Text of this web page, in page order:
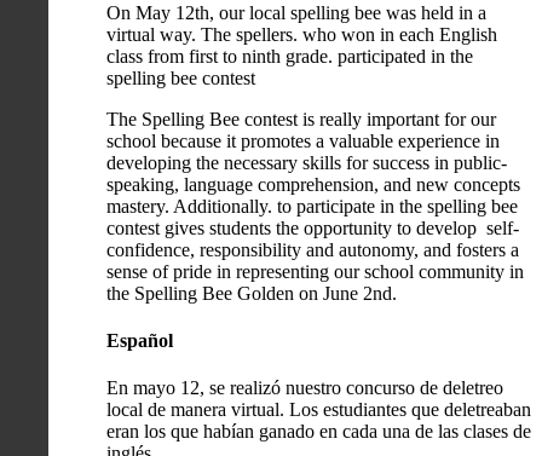
On May 12th, our local spelling bee was held in a
virtual way. The spellers. who won in each English
class from first to ninth grade. participated in the
spelling bee contest
The Spelling Bee contest is really important for our
school because it promotes a valuable experience in
developing the necessary skills for success in public-
speaking, language comprehension, and new concepts
mastery. Additionally. to participate in the spelling bee
contest gives students the opportunity to develop self-
confidence, responsibility and autonomy, and fosters a
sense of pride in representing our school community in
the Spelling Bee Golden on June 2nd.
Español
En mayo 12, se realizó nuestro concurso de deletreo
local de manera virtual. Los estudiantes que deletreaban
eran los que habían ganado en cada una de las clases de